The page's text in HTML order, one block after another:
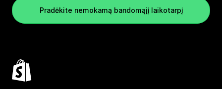
Pradėkite nemokamą bandomąjį laikotarpį